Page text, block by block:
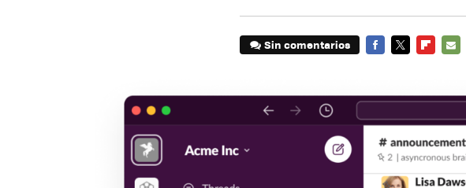
Sin comentarios